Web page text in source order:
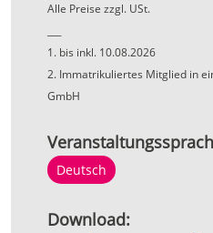
Alle Preise zzgl. USt.
1. bis inkl. 10.08.2026
2. Immatrikuliertes Mitglied in
GmbH
Deutsch
Download: